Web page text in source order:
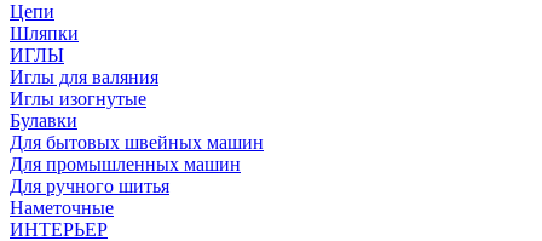
Цепи
Шляпки
ИГЛЫ
Иглы для валяния
Иглы изогнутые
Булавки
Для бытовых швейных машин
Для промышленных машин
Для ручного шитья
Наметочные
ИНТЕРЬЕР